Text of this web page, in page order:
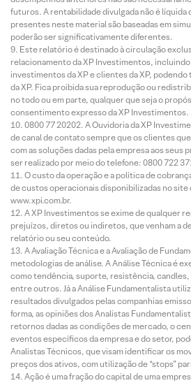
futuros. A rentabilidade divulgada não é líquida
presentes neste material são baseadas em
poderão ser significativamente diferentes.
Este relatório é destinado à circulação
relacionamento da XP Investimentos,
investimentos da XP e clientes da XP,
da XP. Fica proibida sua reprodução ou
no todo ou em parte, qualquer que seja o
consentimento expresso da XP Investimentos.
0800 77 20202. A Ouvidoria da XP
de canal de contato sempre que os clientes
com as soluções dadas pela empresa aos seus
ser realizado por meio do telefone: 0800 722
O custo da operação e a política de
de custos operacionais disponibilizadas no site
www.xpi.com.br.
A XP Investimentos se exime de qualquer
prejuízos, diretos ou indiretos, que venham a
relatório ou seu conteúdo.
A Avaliação Técnica e a Avaliação de
metodologias de análise. A Análise Técnica é
como tendência, suporte, resistência, candles,
entre outros. Já a Análise Fundamentalista
resultados divulgados pelas companhias
forma, as opiniões dos Analistas
retornos dadas as condições de mercado, o
eventos específicos da empresa e do setor,
Analistas Técnicos, que visam identificar os
preços dos ativos, com utilização de “stops”
Ação é uma fração do capital de uma